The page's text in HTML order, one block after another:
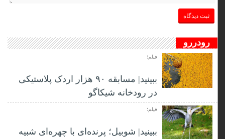
رودررو
فیلم؛
ببینید| مسابقه ۹۰ هزار اردک پلاستیکی
در رودخانه شیکاگو
فیلم؛
ببینید| شوبیل؛ پرنده‌ای با چهره‌ای شبیه